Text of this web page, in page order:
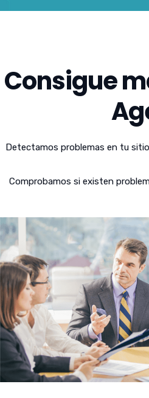
Consigue
Detectamos problemas en tu
Comprobamos si existen